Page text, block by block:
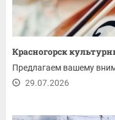
Красногорск
Предлагаем вашему
29.07.2026